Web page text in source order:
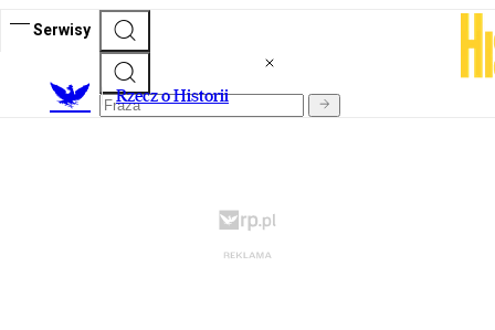
Serwisy
Rzecz o Historii